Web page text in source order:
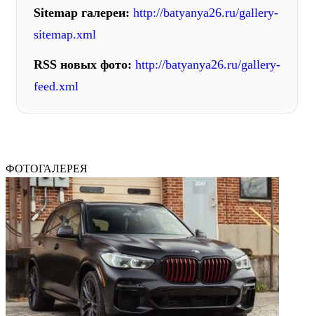
Sitemap галереи: http://batyanya26.ru/gallery-
sitemap.xml
RSS новых фото: http://batyanya26.ru/gallery-
feed.xml
ФОТОГАЛЕРЕЯ